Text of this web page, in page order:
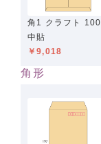
角1 クラフト 100
中貼
￥9,018
角形